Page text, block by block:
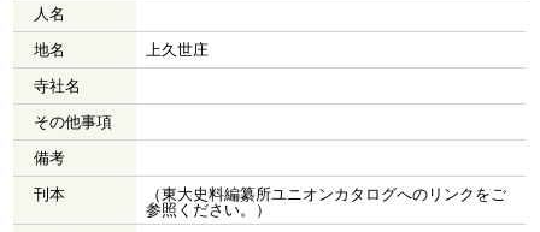
人名
地名
上久世庄
寺社名
その他事項
備考
刊本
（東大史料編纂所ユニオンカタログへのリンクをご
参照ください。）